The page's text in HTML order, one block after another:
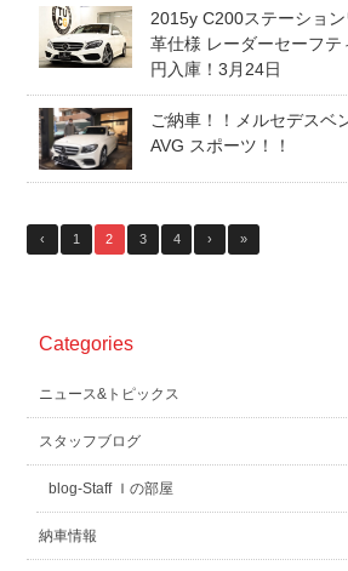
2015y C200ステーショ
革仕様 レーダーセーフ
円入庫！3月24日
ご納車！！メルセデスベ
AVG スポーツ！！
‹ 1 2 3 4 › »
Categories
ニュース&トピックス
スタッフブログ
blog-Staff Ｉの部屋
納車情報